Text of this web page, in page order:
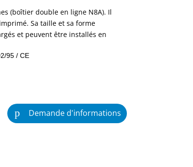
(boîtier double en ligne N8A). Il
Sa taille et sa forme
et peuvent être installés en
95 / CE
Demande d'informations